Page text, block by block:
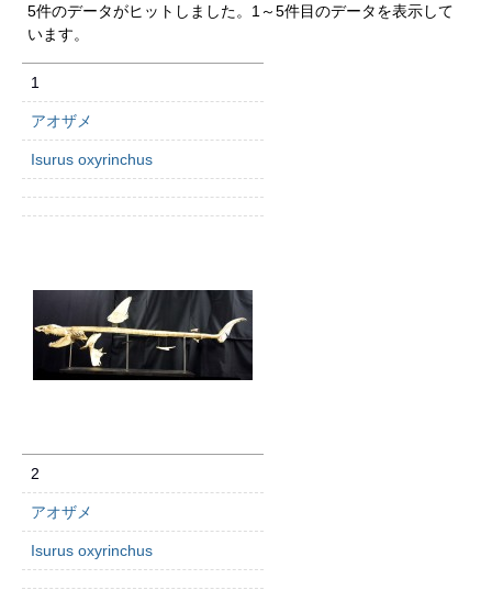
5件のデータがヒットしました。1～5件目のデータを表示して
います。
1
アオザメ
Isurus oxyrinchus
2
アオザメ
Isurus oxyrinchus